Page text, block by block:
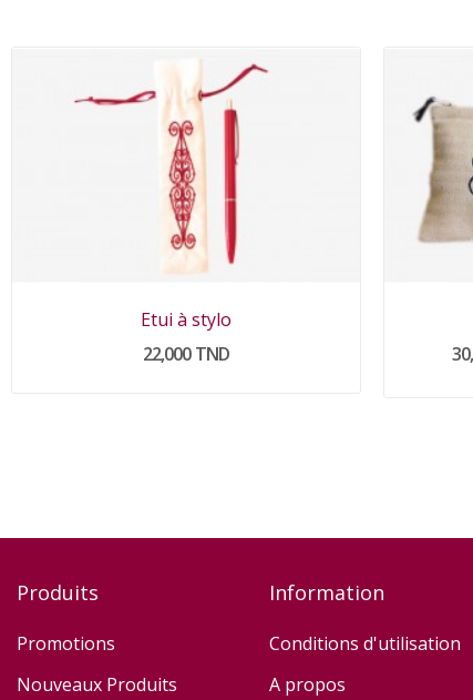
Etui à stylo
22,000 TND
Produits
Promotions
Nouveaux Produits
Information
Conditions d'utilisation
A propos